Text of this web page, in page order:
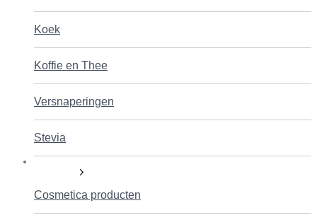
Koek
Koffie en Thee
Versnaperingen
Stevia
Cosmetica producten